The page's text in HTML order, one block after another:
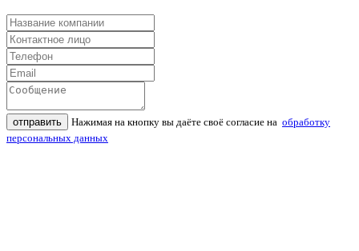
отправить Нажимая на кнопку вы даёте своё согласие на обработку
персональных данных